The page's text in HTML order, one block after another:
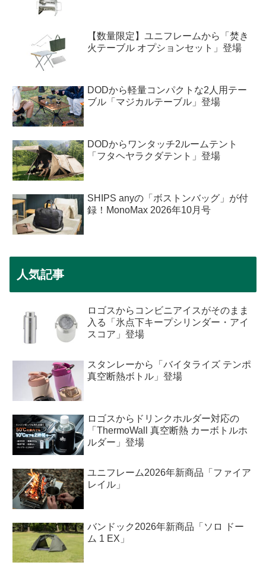
【数量限定】ユニフレームから「焚き
火テーブル オプションセット」登場
DODから軽量コンパクトな2人用テー
ブル「マジカルテーブル」登場
DODからワンタッチ2ルームテント
「フタヘヤラクダテント」登場
SHIPS anyの「ボストンバッグ」が付
録！MonoMax 2026年10月号
人気記事
ロゴスからコンビニアイスがそのまま
入る「氷点下キープシリンダー・アイ
スコア」登場
スタンレーから「バイタライズ テンポ
真空断熱ボトル」登場
ロゴスからドリンクホルダー対応の
「ThermoWall 真空断熱 カーボトルホ
ルダー」登場
ユニフレーム2026年新商品「ファイア
レイル」
バンドック2026年新商品「ソロ ドー
ム 1 EX」